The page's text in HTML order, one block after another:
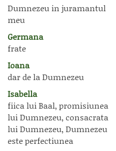
Dumnezeu in juramantul
meu
Germana
frate
Ioana
dar de la Dumnezeu
Isabella
fiica lui Baal, promisiunea
lui Dumnezeu, consacrata
lui Dumnezeu, Dumnezeu
este perfectiunea